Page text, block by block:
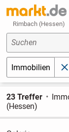
Rimbach (Hessen)
Suchen
Immobilien
23 Treffer
(Hessen)